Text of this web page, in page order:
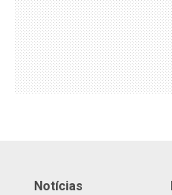
Notícias